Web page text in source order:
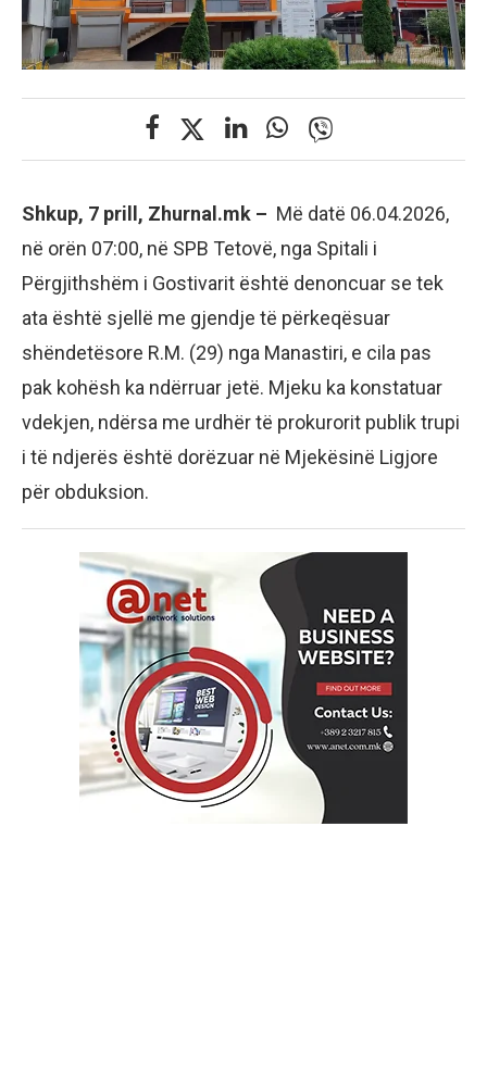
Shkup, 7 prill, Zhurnal.mk – Më datë 06.04.2026,
në orën 07:00, në SPB Tetovë, nga Spitali i
Përgjithshëm i Gostivarit është denoncuar se tek
ata është sjellë me gjendje të përkeqësuar
shëndetësore R.M. (29) nga Manastiri, e cila pas
pak kohësh ka ndërruar jetë. Mjeku ka konstatuar
vdekjen, ndërsa me urdhër të prokurorit publik trupi
i të ndjerës është dorëzuar në Mjekësinë Ligjore
për obduksion.